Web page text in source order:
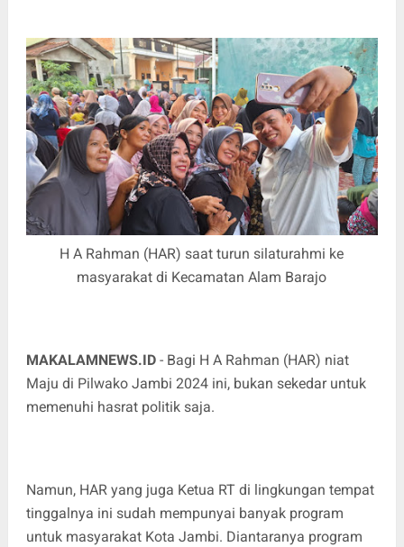
H A Rahman (HAR) saat turun silaturahmi ke
masyarakat di Kecamatan Alam Barajo
MAKALAMNEWS.ID- Bagi H A Rahman (HAR) niat
Maju di Pilwako Jambi 2024 ini, bukan sekedar untuk
memenuhi hasrat politik saja.
Namun, HAR yang juga Ketua RT di lingkungan tempat
tinggalnya ini sudah mempunyai banyak program
untuk masyarakat Kota Jambi. Diantaranya program